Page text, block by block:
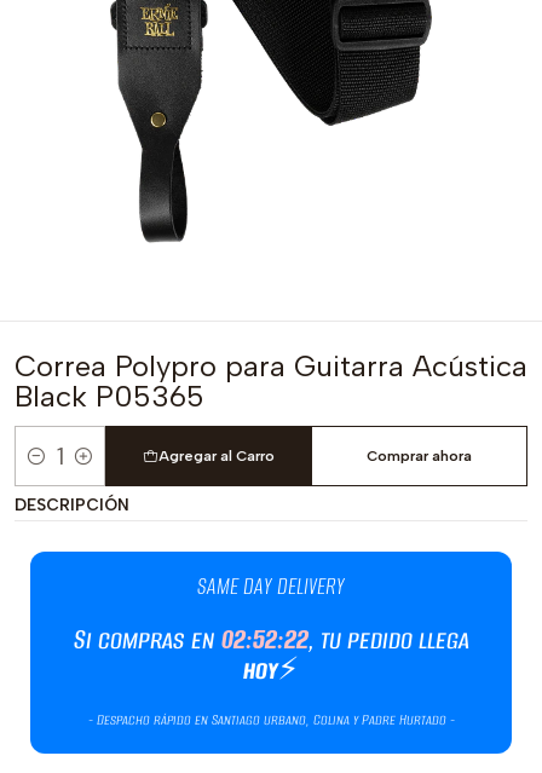
Correa Polypro para Guitarra Acústica
Black P05365
Cantidad
Agregar al Carro Comprar ahora
DESCRIPCIÓN